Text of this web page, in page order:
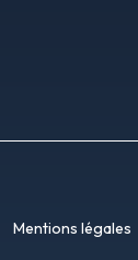
Mentions légales